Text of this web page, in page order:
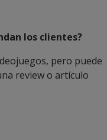
los clientes?
pero puede
review o artículo